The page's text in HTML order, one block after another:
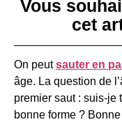
Vous
cet
On peutsauter en
âge. La question de
premier saut : suis-je
bonne forme ?